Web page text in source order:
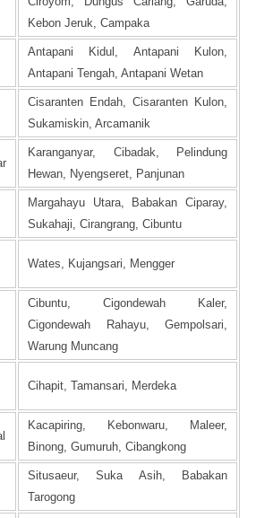
Kebon Jeruk, Campaka
Antapani Kidul, Antapani Kulon,
Antapani Tengah, Antapani Wetan
Cisaranten Endah, Cisaranten Kulon,
Sukamiskin, Arcamanik
Karanganyar, Cibadak, Pelindung
Hewan, Nyengseret, Panjunan
Margahayu Utara, Babakan Ciparay,
Sukahaji, Cirangrang, Cibuntu
Wates, Kujangsari, Mengger
Cibuntu, Cigondewah Kaler,
Cigondewah Rahayu, Gempolsari,
Warung Muncang
Cihapit, Tamansari, Merdeka
Kacapiring, Kebonwaru, Maleer,
Binong, Gumuruh, Cibangkong
Situsaeur, Suka Asih, Babakan
Tarogong